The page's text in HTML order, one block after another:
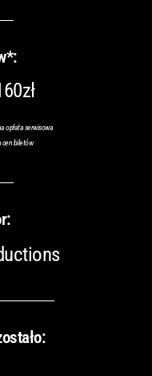
opłata serwisowa
cen biletów